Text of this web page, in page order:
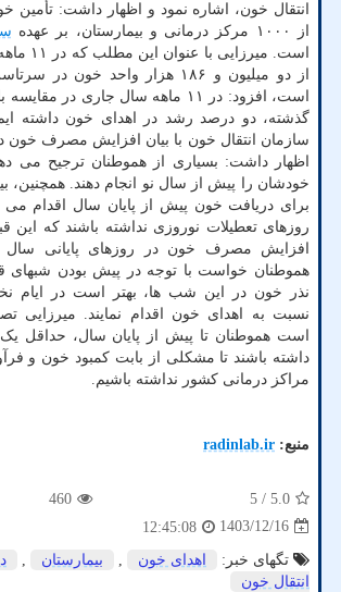
انتقال خون، اشاره نمود و اظهار داشت: تأمین
از ۱۰۰۰ مرکز درمانی و بیمارستان، بر عهده
از دو میلیون و ۱۸۶ هزار واحد خون
است، افزود: در ۱۱ ماهه سال جاری در
گذشته، دو درصد رشد در اهدای خون داشته
سازمان انتقال خون با بیان افزایش مصرف خون
اظهار داشت: بسیاری از هموطنان ترجیح می
خودشان را پیش از سال نو انجام دهند. همچنین،
برای دریافت خون پیش از پایان سال اقدام می
روزهای تعطیلات نوروزی نداشته باشند که این
افزایش مصرف خون در روزهای پایانی
هموطنان خواست با توجه در پیش بودن شبهای
نذر خون در این شب ها، بهتر است در ایام
نسبت به اهدای خون اقدام نمایند. میرزایی
است هموطنان تا پیش از پایان سال، حداقل
داشته باشند تا مشکلی از بابت کمبود خون و
مراکز درمانی کشور نداشته باشیم.
منبع: radinlab.ir
5.0
/ 5
460
1403/12/16
12:45:08
تگهای خبر:
اهدای خون , بیمارستان ,
انتقال خون